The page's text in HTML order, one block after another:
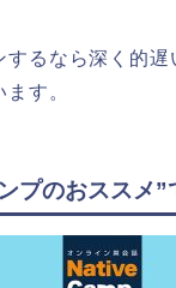
るなら深く的遅
す。
プのおススメ”